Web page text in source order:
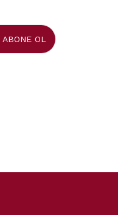
ABONE OL